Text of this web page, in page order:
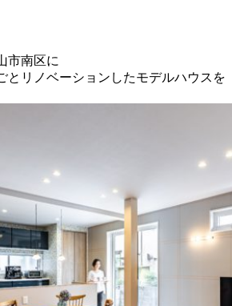
市南区に
とリノベーションしたモデルハウスを